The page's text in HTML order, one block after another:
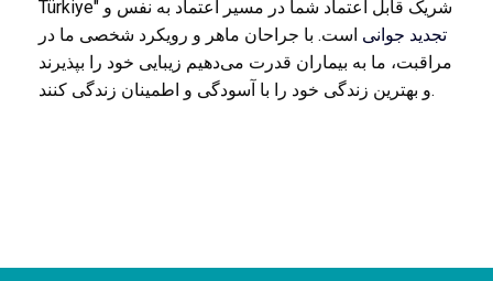
Türkiye" شریک قابل اعتماد شما در مسیر اعتماد به نفس و
تجدید جوانی است. با جراحان ماهر و رویکرد شخصی ما در
مراقبت، ما به بیماران قدرت می‌دهیم زیبایی خود را بپذیرند
و بهترین زندگی خود را با آسودگی و اطمینان زندگی کنند.